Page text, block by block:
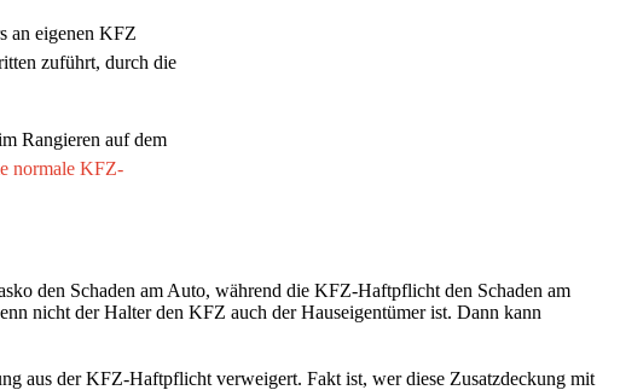
an eigenen KFZ
zuführt, durch die
Rangieren auf dem
normale KFZ-
den Schaden am Auto, während die KFZ-Haftpflicht den Schaden am
nicht der Halter den KFZ auch der Hauseigentümer ist. Dann kann
aus der KFZ-Haftpflicht verweigert. Fakt ist, wer diese Zusatzdeckung mit